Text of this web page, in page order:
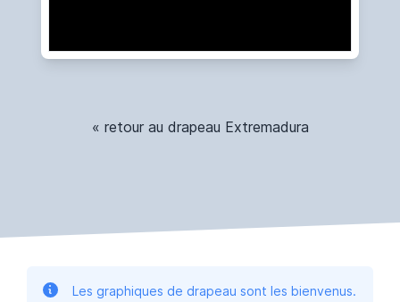
« retour au drapeau Extremadura
Les graphiques de drapeau sont les bienvenus.